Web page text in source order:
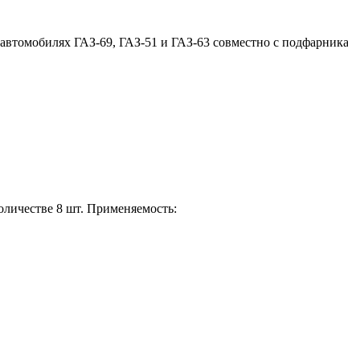
ГАЗ-69, ГАЗ-51 и ГАЗ-63 совместно с
8 шт. Применяемость: